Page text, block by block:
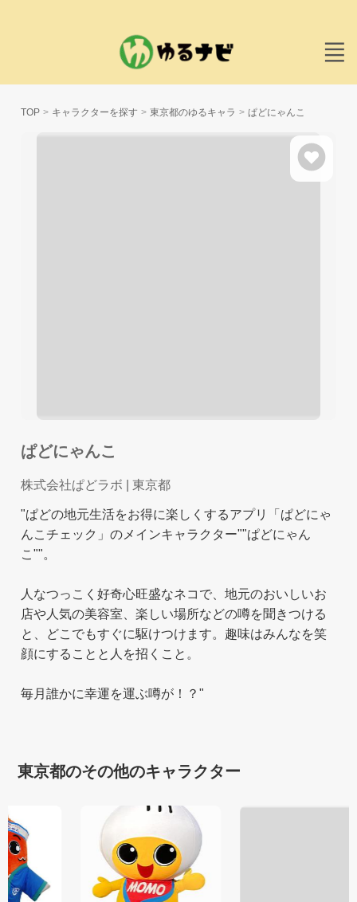
TOP キャラクターを探す 東京都のゆるキャラ ぱどにゃんこ
ぱどにゃんこ
株式会社ぱどラボ | 東京都
"ぱどの地元生活をお得に楽しくするアプリ「ぱどにゃ
んこチェック」のメインキャラクター""ぱどにゃん
こ""。
人なつっこく好奇心旺盛なネコで、地元のおいしいお
店や人気の美容室、楽しい場所などの噂を聞きつける
と、どこでもすぐに駆けつけます。趣味はみんなを笑
顔にすることと人を招くこと。
毎月誰かに幸運を運ぶ噂が！？"
東京都のその他のキャラクター